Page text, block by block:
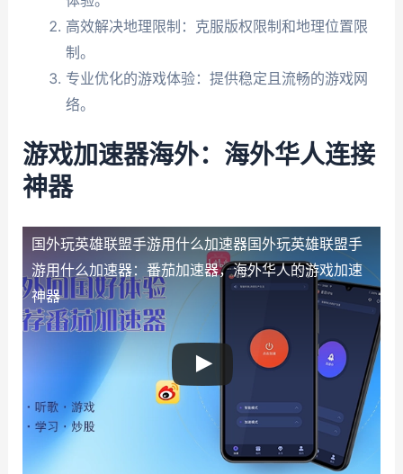
高效解决地理限制：克服版权限制和地理位置限
制。
专业优化的游戏体验：提供稳定且流畅的游戏网
络。
游戏加速器海外：海外华人连接
神器
国外玩英雄联盟手游用什么加速器国外玩英雄联盟手
游用什么加速器：番茄加速器，海外华人的游戏加速
神器